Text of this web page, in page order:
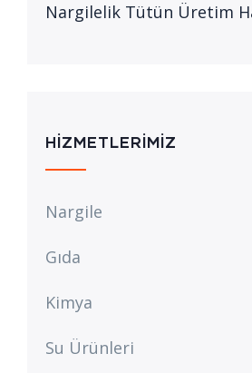
Nargilelik Tütün Üretim
HIZMETLERIMIZ
Nargile
Gıda
Kimya
Su Ürünleri